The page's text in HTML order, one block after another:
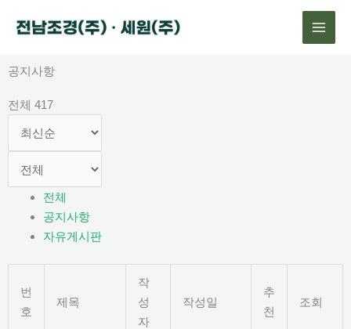
로
너
공지사항
전체 417
전체
공지사항
자유게시판
번
호
제목
작
성
자
작성일
추
천
조회